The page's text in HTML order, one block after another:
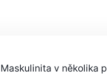
Maskulinita v několika